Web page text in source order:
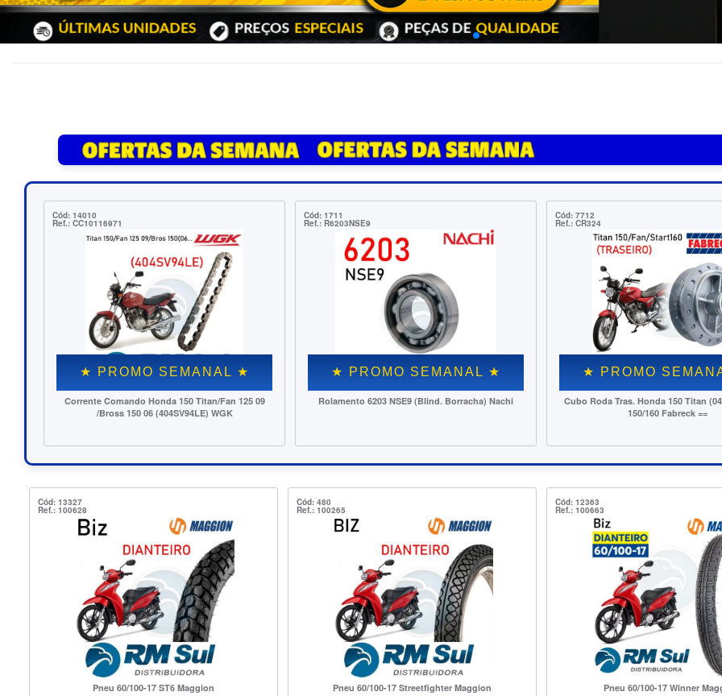
Ref.: CR324
$ PONTA DE ESTOQUE $
★ PROMO SEMANAL ★
Cubo Roda Tras. Honda 150 Titan (04..)/Fan/Start
150/160 Fabreck ==
Ref.: 25018KE
★ PROMO SEMANAL ★
Pneu Kenda Thorax 250-18
★ PROMO
Lampada Farol H4 12V
(Caixa Laranja)
Cód: 13327
Ref.: 100628
Pneu 60/100-17 ST6 Maggion
Cód: 480
Ref.: 100265
Pneu 60/100-17 Streetfighter Maggion
Cód: 12363
Ref.: 100663
Pneu 60/100-17 Winner